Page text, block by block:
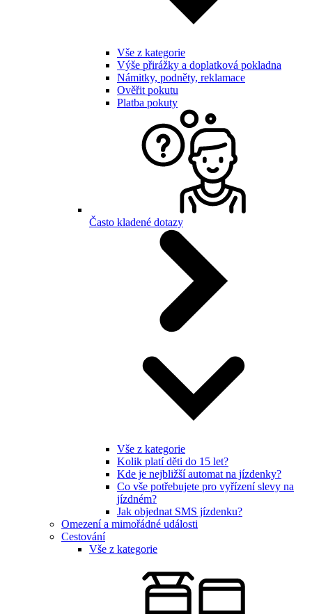
Vše z kategorie
Výše přirážky a doplatková pokladna
Námitky, podněty, reklamace
Ověřit pokutu
Platba pokuty
Často kladené dotazy
Vše z kategorie
Kolik platí děti do 15 let?
Kde je nejbližší automat na jízdenky?
Co vše potřebujete pro vyřízení slevy na
jízdném?
Jak objednat SMS jízdenku?
Omezení a mimořádné události
Cestování
Vše z kategorie